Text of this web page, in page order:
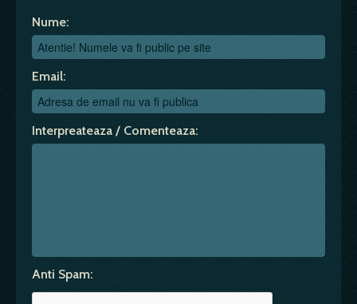
Nume:
Email:
Interpreateaza / Comenteaza:
Anti Spam: